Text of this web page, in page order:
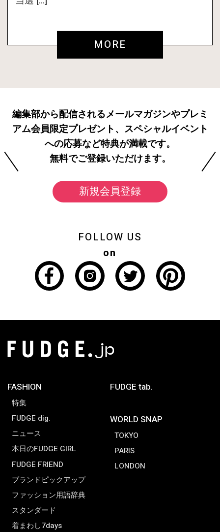
MORE
編集部から配信されるメールマガジンやプレミ
アム会員限定プレゼント、スペシャルイベント
への応募など特典が満載です。
無料でご登録いただけます。
新規会員登録
FOLLOW US
on
FASHION
特集
FUDGE dig.
ニュース
本日のFUDGE GIRL
FUDGE FRIEND
ブランドピックアップ
ファッション用語辞典
スタンダード
着まわし7days
FUDGE tab.
WORLD SNAP
TOKYO
PARIS
LONDON